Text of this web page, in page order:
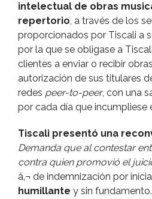
intelectual de obras
repertorio, a través de los
proporcionados por Tiscali a
por la que se obligase a
clientes a enviar o recibir
autorización de sus titulares
redes peer-to-peer, con una
por cada dí­a que incumpliese
Tiscali presentó una
Demanda que al contestar
contra quien promovió el
â‚¬ de indemnización por
humillante y sin